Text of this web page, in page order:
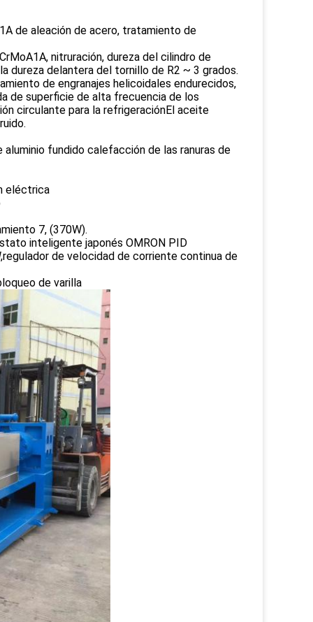
de aleación de acero, tratamiento de
nitruración, dureza del cilindro de
dureza delantera del tornillo de R2 ~ 3 grados.
de engranajes helicoidales endurecidos,
de superficie de alta frecuencia de los
circulante para la refrigeraciónEl aceite
fundido calefacción de las ranuras de
eléctrica
7, (370W).
inteligente japonés OMRON PID
de velocidad de corriente continua de
de varilla